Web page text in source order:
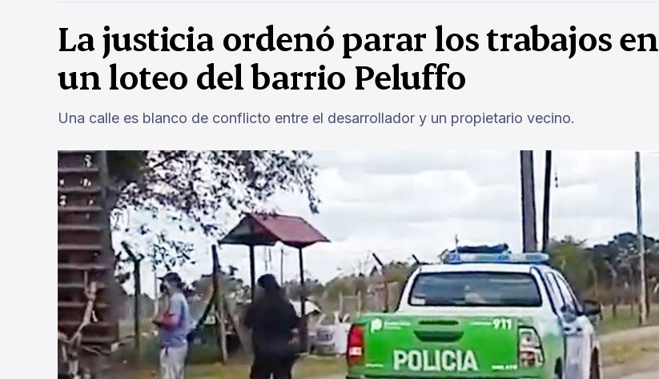
La justicia ordenó parar los trabajos en
un loteo del barrio Peluffo
Una calle es blanco de conflicto entre el desarrollador y un propietario vecino.